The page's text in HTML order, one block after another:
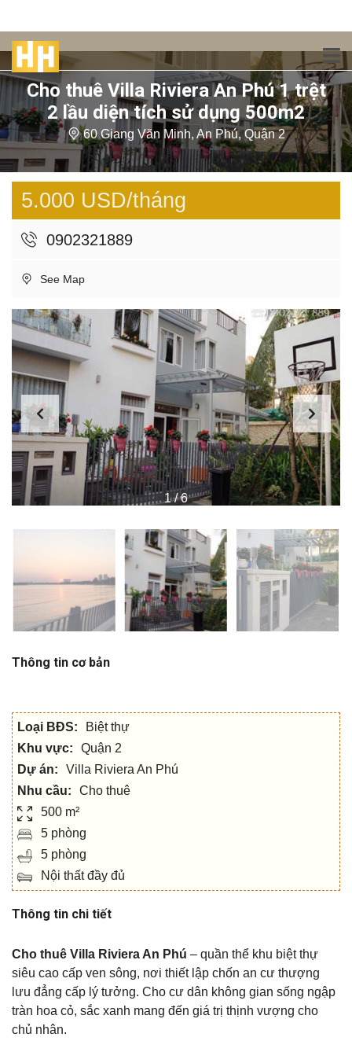
Cho thuê Villa Riviera An Phú 1 trệt
2 lầu diện tích sử dụng 500m2
60 Giang Văn Minh, An Phú, Quận 2
5.000 USD/tháng
0902321889
See Map
1/6
Thông tin cơ bản
Loại BĐS:
Biệt thự
Khu vực:
Quận 2
Dự án:
Villa Riviera An Phú
Nhu cầu:
Cho thuê
500 m²
5 phòng
5 phòng
Nội thất đầy đủ
Thông tin chi tiết
Cho thuê Villa Riviera An Phú – quần thể khu biệt thự
siêu cao cấp ven sông, nơi thiết lập chốn an cư thượng
lưu đẳng cấp lý tưởng. Cho cư dân không gian sống ngập
tràn hoa cỏ, sắc xanh mang đến giá trị thịnh vượng cho
chủ nhân.